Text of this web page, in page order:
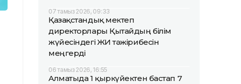
07 тамыз 2026, 09:33
Қазақстандық мектеп
директорлары Қытайдың білім
жүйесіндегі ЖИ тәжірибесін
меңгерді
06 тамыз 2026, 16:55
Алматыда 1 қыркүйектен бастап 7